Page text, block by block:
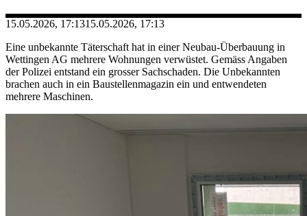
15.05.2026, 17:1315.05.2026, 17:13
Eine unbekannte Täterschaft hat in einer Neubau-Überbauung in
Wettingen AG mehrere Wohnungen verwüstet. Gemäss Angaben
der Polizei entstand ein grosser Sachschaden. Die Unbekannten
brachen auch in ein Baustellenmagazin ein und entwendeten
mehrere Maschinen.